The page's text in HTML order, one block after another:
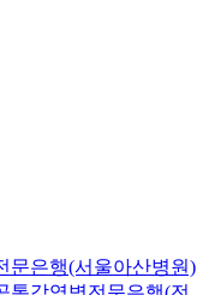
문은행(서울아산병원)